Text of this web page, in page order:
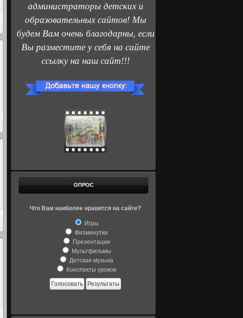
администраторы детских и
образовательных сайтов! Мы
будем Вам очень благодарны, если
Вы разместите у себя на сайте
ссылку на наш сайт!!!
ОПРОС
Что Вам наиболее нравится на сайте?
Игры
Физминутки
Презентации
Мультфильмы
Детская музыка
Конспекты уроков
Голосовать Результаты